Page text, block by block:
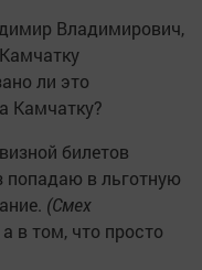
Владимирович,
ли это
Камчатку?
билетов
попадаю в льготную
(Смех
в том, что просто